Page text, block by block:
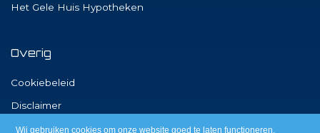
Wij gebruiken cookies om onze website goed te laten functioneren.
Het Gele Huis Hypotheken
Overig
Cookiebeleid
Disclaimer
Privacy